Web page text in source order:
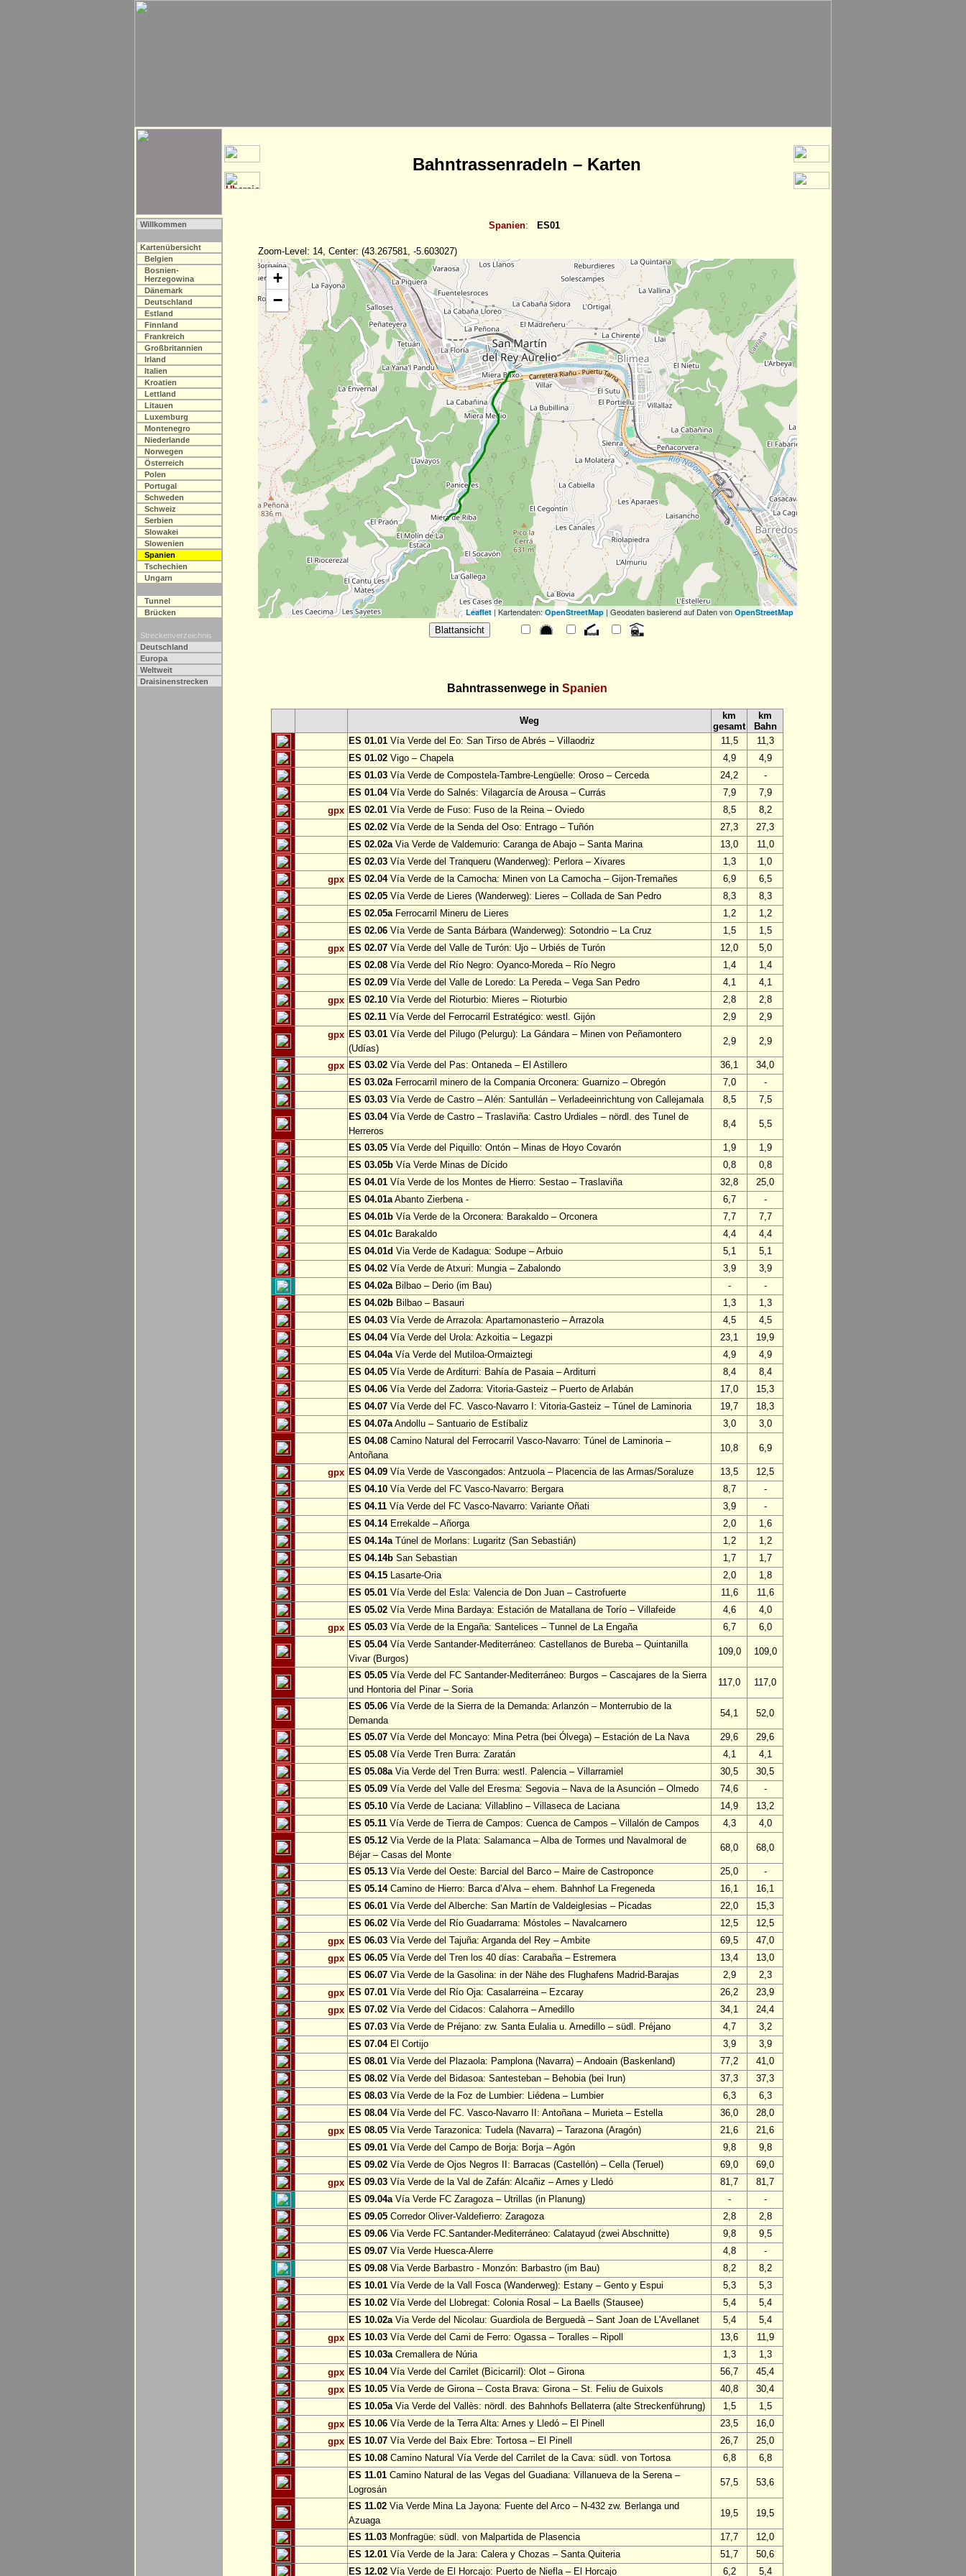
Bahntrassenradeln – Karten
Willkommen
Kartenübersicht
Belgien
Bosnien-
Herzegowina
Dänemark
Deutschland
Estland
Finnland
Frankreich
Großbritannien
Irland
Italien
Kroatien
Lettland
Litauen
Luxemburg
Montenegro
Niederlande
Norwegen
Österreich
Polen
Portugal
Schweden
Schweiz
Serbien
Slowakei
Slowenien
Spanien
Tschechien
Ungarn
Tunnel
Brücken
Streckenverzeichnis
Deutschland
Europa
Weltweit
Draisinenstrecken
Spanien: ES01
Zoom-Level: 14, Center: (43.267581, -5.603027)
+
−
Leaflet| Kartendaten:OpenStreetMap| Geodaten basierend auf Daten von OpenStreetMap
Bahntrassenwege in Spanien
Weg
km
gesamt
km
Bahn
ES 01.01 Vía Verde del Eo: San Tirso de Abrés – Villaodriz 11,5
11,3
ES 01.02 Vigo – Chapela 4,9
4,9
ES 01.03 Vía Verde de Compostela-Tambre-Lengüelle: Oroso – Cerceda 24,2
-
ES 01.04Vía Verde do Salnés: Vilagarcía de Arousa – Currás 7,9
7,9
gpx ES 02.01 Vía Verde de Fuso: Fuso de la Reina – Oviedo 8,5
8,2
ES 02.02 Vía Verde de la Senda del Oso: Entrago – Tuñón 27,3
27,3
ES 02.02aVia Verde de Valdemurio: Caranga de Abajo – Santa Marina 13,0
11,0
ES 02.03 Vía Verde del Tranqueru (Wanderweg): Perlora – Xivares 1,3
1,0
gpx ES 02.04Vía Verde de la Camocha: Minen von La Camocha – Gijon-Tremañes 6,9
6,5
ES 02.05 Vía Verde de Lieres (Wanderweg): Lieres – Collada de San Pedro 8,3
8,3
ES 02.05aFerrocarril Mineru de Lieres 1,2
1,2
ES 02.06 Vía Verde de Santa Bárbara (Wanderweg): Sotondrio – La Cruz 1,5
1,5
gpx ES 02.07 Vía Verde del Valle de Turón: Ujo – Urbiés de Turón 12,0
5,0
ES 02.08 Vía Verde del Río Negro: Oyanco-Moreda – Río Negro 1,4
1,4
ES 02.09 Vía Verde del Valle de Loredo: La Pereda – Vega San Pedro 4,1
4,1
gpx ES 02.10 Vía Verde del Rioturbio: Mieres – Rioturbio 2,8
2,8
ES 02.11 Vía Verde del Ferrocarril Estratégico: westl. Gijón 2,9
2,9
gpx ES 03.01 Vía Verde del Pilugo (Pelurgu): La Gándara – Minen von Peñamontero
(Udías)
2,9 2,9
gpx ES 03.02 Vía Verde del Pas: Ontaneda – El Astillero 36,1
34,0
ES 03.02aFerrocarril minero de la Compania Orconera: Guarnizo – Obregón 7,0
-
ES 03.03 Vía Verde de Castro – Alén: Santullán – Verladeeinrichtung von Callejamala 8,5
7,5
ES 03.04Vía Verde de Castro – Traslaviña: Castro Urdiales – nördl. des Tunel de
Herreros
8,4 5,5
ES 03.05 Vía Verde del Piquillo: Ontón – Minas de Hoyo Covarón 1,9
1,9
ES 03.05b Vía Verde Minas de Dícido 0,8
0,8
ES 04.01 Vía Verde de los Montes de Hierro: Sestao – Traslaviña 32,8
25,0
ES 04.01aAbanto Zierbena - 6,7
-
ES 04.01b Vía Verde de la Orconera: Barakaldo – Orconera 7,7
7,7
ES 04.01c Barakaldo 4,4
4,4
ES 04.01d Via Verde de Kadagua: Sodupe – Arbuio 5,1
5,1
ES 04.02 Vía Verde de Atxuri: Mungia – Zabalondo 3,9
3,9
ES 04.02aBilbao – Derio (im Bau) -
-
ES 04.02b Bilbao – Basauri 1,3
1,3
ES 04.03 Vía Verde de Arrazola: Apartamonasterio – Arrazola 4,5
4,5
ES 04.04Vía Verde del Urola: Azkoitia – Legazpi 23,1
19,9
ES 04.04aVía Verde del Mutiloa-Ormaiztegi 4,9
4,9
ES 04.05 Vía Verde de Arditurri: Bahía de Pasaia – Arditurri 8,4
8,4
ES 04.06 Vía Verde del Zadorra: Vitoria-Gasteiz – Puerto de Arlabán 17,0
15,3
ES 04.07 Vía Verde del FC. Vasco-Navarro I: Vitoria-Gasteiz – Túnel de Laminoria 19,7
18,3
ES 04.07aAndollu – Santuario de Estíbaliz 3,0
3,0
ES 04.08 Camino Natural del Ferrocarril Vasco-Navarro: Túnel de Laminoria –
Antoñana
10,8 6,9
gpx ES 04.09 Vía Verde de Vascongados: Antzuola – Placencia de las Armas/Soraluze 13,5
12,5
ES 04.10 Vía Verde del FC Vasco-Navarro: Bergara 8,7
-
ES 04.11 Vía Verde del FC Vasco-Navarro: Variante Oñati 3,9
-
ES 04.14Errekalde – Añorga 2,0
1,6
ES 04.14aTúnel de Morlans: Lugaritz (San Sebastián) 1,2
1,2
ES 04.14b San Sebastian 1,7
1,7
ES 04.15 Lasarte-Oria 2,0
1,8
ES 05.01 Vía Verde del Esla: Valencia de Don Juan – Castrofuerte 11,6
11,6
ES 05.02 Vía Verde Mina Bardaya: Estación de Matallana de Torío – Villafeide 4,6
4,0
gpx ES 05.03 Vía Verde de la Engaña: Santelices – Tunnel de La Engaña 6,7
6,0
ES 05.04Vía Verde Santander-Mediterráneo: Castellanos de Bureba – Quintanilla
Vivar (Burgos)
109,0 109,0
ES 05.05 Vía Verde del FC Santander-Mediterráneo: Burgos – Cascajares de la Sierra
und Hontoria del Pinar – Soria
117,0 117,0
ES 05.06 Vía Verde de la Sierra de la Demanda: Arlanzón – Monterrubio de la
Demanda
54,1 52,0
ES 05.07 Vía Verde del Moncayo: Mina Petra (bei Ólvega) – Estación de La Nava 29,6
29,6
ES 05.08 Vía Verde Tren Burra: Zaratán 4,1
4,1
ES 05.08aVia Verde del Tren Burra: westl. Palencia – Villarramiel 30,5
30,5
ES 05.09 Vía Verde del Valle del Eresma: Segovia – Nava de la Asunción – Olmedo 74,6
-
ES 05.10 Vía Verde de Laciana: Villablino – Villaseca de Laciana 14,9
13,2
ES 05.11 Vía Verde de Tierra de Campos: Cuenca de Campos – Villalón de Campos 4,3
4,0
ES 05.12 Via Verde de la Plata: Salamanca – Alba de Tormes und Navalmoral de
Béjar – Casas del Monte
68,0 68,0
ES 05.13 Vía Verde del Oeste: Barcial del Barco – Maire de Castroponce 25,0
-
ES 05.14Camino de Hierro: Barca d’Alva – ehem. Bahnhof La Fregeneda 16,1
16,1
ES 06.01 Vía Verde del Alberche: San Martín de Valdeiglesias – Picadas 22,0
15,3
ES 06.02 Vía Verde del Río Guadarrama: Móstoles – Navalcarnero 12,5
12,5
gpx ES 06.03 Vía Verde del Tajuña: Arganda del Rey – Ambite 69,5
47,0
gpx ES 06.05 Vía Verde del Tren los 40 días: Carabaña – Estremera 13,4
13,0
ES 06.07 Vìa Verde de la Gasolina: in der Nähe des Flughafens Madrid-Barajas 2,9
2,3
gpx ES 07.01 Vía Verde del Río Oja: Casalarreina – Ezcaray 26,2
23,9
gpx ES 07.02 Vía Verde del Cidacos: Calahorra – Arnedillo 34,1
24,4
ES 07.03 Vía Verde de Préjano: zw. Santa Eulalia u. Arnedillo – südl. Préjano 4,7
3,2
ES 07.04El Cortijo 3,9
3,9
ES 08.01 Vía Verde del Plazaola: Pamplona (Navarra) – Andoain (Baskenland) 77,2
41,0
ES 08.02 Vía Verde del Bidasoa: Santesteban – Behobia (bei Irun) 37,3
37,3
ES 08.03 Vía Verde de la Foz de Lumbier: Liédena – Lumbier 6,3
6,3
ES 08.04Vía Verde del FC. Vasco-Navarro II: Antoñana – Murieta – Estella 36,0
28,0
gpx ES 08.05 Vía Verde Tarazonica: Tudela (Navarra) – Tarazona (Aragón) 21,6
21,6
ES 09.01 Vía Verde del Campo de Borja: Borja – Agón 9,8
9,8
ES 09.02 Vía Verde de Ojos Negros II: Barracas (Castellón) – Cella (Teruel) 69,0
69,0
gpx ES 09.03 Vía Verde de la Val de Zafán: Alcañiz – Arnes y Lledó 81,7
81,7
ES 09.04aVía Verde FC Zaragoza – Utrillas (in Planung) -
-
ES 09.05 Corredor Oliver-Valdefierro: Zaragoza 2,8
2,8
ES 09.06 Via Verde FC.Santander-Mediterráneo: Calatayud (zwei Abschnitte) 9,8
9,5
ES 09.07 Vía Verde Huesca-Alerre 4,8
-
ES 09.08 Via Verde Barbastro - Monzón: Barbastro (im Bau) 8,2
8,2
ES 10.01 Vía Verde de la Vall Fosca (Wanderweg): Estany – Gento y Espui 5,3
5,3
ES 10.02 Vía Verde del Llobregat: Colonia Rosal – La Baells (Stausee) 5,4
5,4
ES 10.02aVia Verde del Nicolau: Guardiola de Berguedà – Sant Joan de L'Avellanet 5,4
5,4
gpx ES 10.03 Vía Verde del Cami de Ferro: Ogassa – Toralles – Ripoll 13,6
11,9
ES 10.03aCremallera de Núria 1,3
1,3
gpx ES 10.04Vía Verde del Carrilet (Bicicarril): Olot – Girona 56,7
45,4
gpx ES 10.05 Vía Verde de Girona – Costa Brava: Girona – St. Feliu de Guixols 40,8
30,4
ES 10.05aVia Verde del Vallès: nördl. des Bahnhofs Bellaterra (alte Streckenführung) 1,5
1,5
gpx ES 10.06 Vía Verde de la Terra Alta: Arnes y Lledó – El Pinell 23,5
16,0
gpx ES 10.07 Vía Verde del Baix Ebre: Tortosa – El Pinell 26,7
25,0
ES 10.08 Camino Natural Vía Verde del Carrilet de la Cava: südl. von Tortosa 6,8
6,8
ES 11.01 Camino Natural de las Vegas del Guadiana: Villanueva de la Serena –
Logrosán
57,5 53,6
ES 11.02 Via Verde Mina La Jayona: Fuente del Arco – N-432 zw. Berlanga und
Azuaga
19,5 19,5
ES 11.03 Monfragüe: südl. von Malpartida de Plasencia 17,7
12,0
ES 12.01 Vía Verde de la Jara: Calera y Chozas – Santa Quiteria 51,7
50,6
ES 12.02 Vía Verde de El Horcajo: Puerto de Niefla – El Horcajo 6,2 5,4